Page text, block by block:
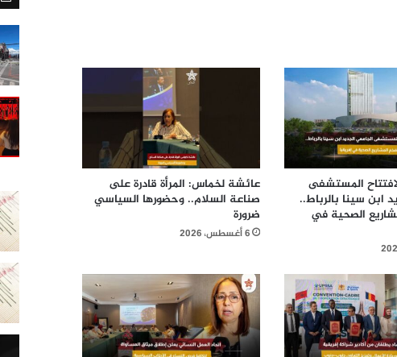
لافتتاح المستشفى
ابن سينا بالرباط..
الصحية في
عائشة لخماس: المرأة قادرة على
صناعة السلام.. وحضورها السياسي
ضرورة
6 أغسطس، 2026